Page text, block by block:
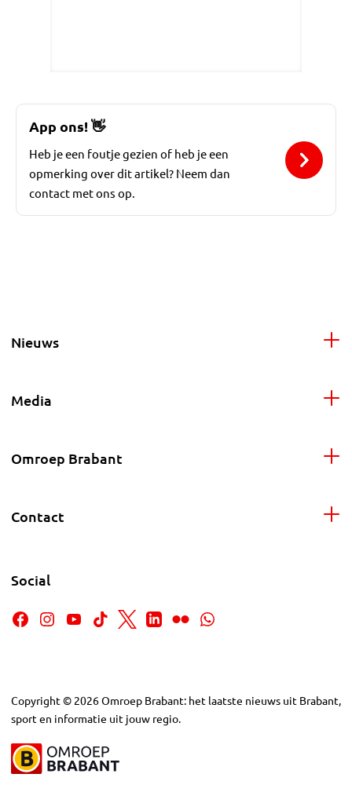
App ons!👋
Heb je een foutje gezien of heb je een
opmerking over dit artikel? Neem dan
contact met ons op.
Nieuws
Media
Omroep Brabant
Contact
Social
Copyright © 2026Omroep Brabant: het laatste nieuws uit Brabant,
sport en informatie uit jouw regio.